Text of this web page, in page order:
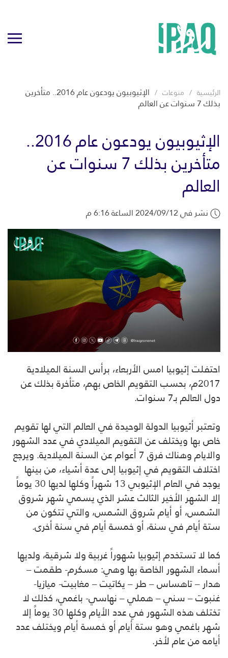
الرئيسية منوعات الإثيوبيون يودعون عام 2016.. متأخرين
بذلك 7 سنوات عن العالم
الإثيوبيون يودعون عام 2016..
متأخرين بذلك 7 سنوات عن
العالم
نشر في 2024/09/12 الساعة 6:16 م
احتفلت إثيوبيا امس الأربعاء، برأس السنة الميلادية
2017م، بحسب التقويم الخاص بهم، متأخرة بذلك عن
دول العالم بـ7 سنوات.
وتعتبر أثيوبيا الدولة الوحيدة في العالم التي لها تقويم
خاص بها ويختلف عن التقويم الميلادي في عدد الشهور
والايام وهناك فرق 7 أعوام عن السنة الميلادية. ويرجع
اختلاف التقويم في إثيوبيا إلى عدة أشياء، من بينها
يوجد في العام الإثيوبي 13 شهراً وكلها لديها 30 يوماً
إلا الشهر الأخير الثالث عشر الذي يسمي شهر شروق
الشمس، أو أيام شروق الشمس، والتي تتكون من
ستة أيام في سنة، أو خمسة أيام في سنة أخرى.
كما لا تستخدم إثيوبيا شهوراً غربية ولا شرقية، ولديها
أسماء الشهور الخاصة بها وهي: مسكرم- طقمت –
هدار – تاهساس – طر – يكاتيت – مغابيت- ميازيا-
غنبوت – سني – هملي – نهاسي- باغمي، كذلك لا
تختلف هذه الشهور في عدد الأيام وكلها 30 يوماً إلا
شهر باغمي وهو ستة أيام أو خمسة أيام ويختلف عدد
أيامه من عام لأخر.